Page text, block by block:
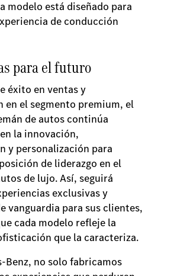
modelo está diseñado para
de conducción
para el futuro
éxito en ventas y
en el segmento premium, el
de autos continúa
la innovación,
y personalización para
de liderazgo en el
de lujo. Así, seguirá
exclusivas y
vanguardia para sus clientes,
cada modelo refleje la
que la caracteriza.
Benz, no solo fabricamos